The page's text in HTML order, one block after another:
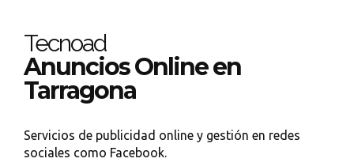
Tecnoad
Anuncios Online en
Tarragona
Servicios de publicidad online y gestión en redes
sociales como Facebook.